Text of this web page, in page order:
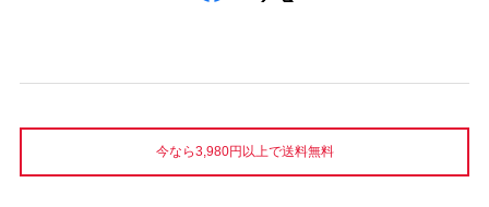
今なら3,980円以上で送料無料